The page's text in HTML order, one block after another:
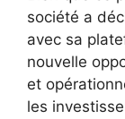
société a
avec sa
nouvelle
et
les